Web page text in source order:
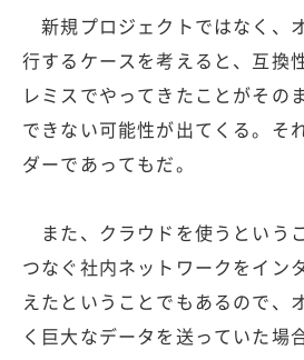
新規プロジェクトではなく、
行するケースを考えると、互換
レミスでやってきたことがその
できない可能性が出てくる。そ
ダーであってもだ。
また、クラウドを使うという
つなぐ社内ネットワークをイン
えたということでもあるので、
く巨大なデータを送っていた場